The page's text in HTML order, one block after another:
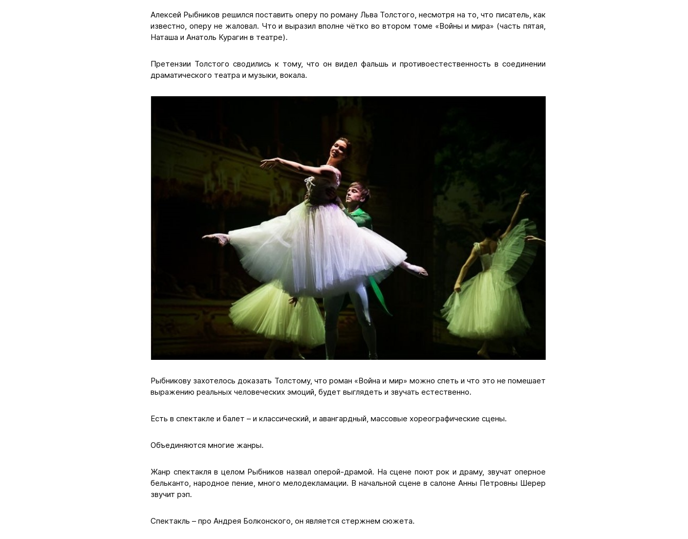
Алексей Рыбников решился поставить оперу по роману Льва Толстого, несмотря на то, что писатель, как
известно, оперу не жаловал. Что и выразил вполне чётко во втором томе «Войны и мира» (часть пятая,
Наташа и Анатоль Курагин в театре).
Претензии Толстого сводились к тому, что он видел фальшь и противоестественность в соединении
драматического театра и музыки, вокала.
Рыбникову захотелось доказать Толстому, что роман «Война и мир» можно спеть и что это не помешает
выражению реальных человеческих эмоций, будет выглядеть и звучать естественно.
Есть в спектакле и балет – и классический, и авангардный, массовые хореографические сцены.
Объединяются многие жанры.
Жанр спектакля в целом Рыбников назвал оперой-драмой. На сцене поют рок и драму, звучат оперное
бельканто, народное пение, много мелодекламации. В начальной сцене в салоне Анны Петровны Шерер
звучит рэп.
Спектакль – про Андрея Болконского, он является стержнем сюжета.